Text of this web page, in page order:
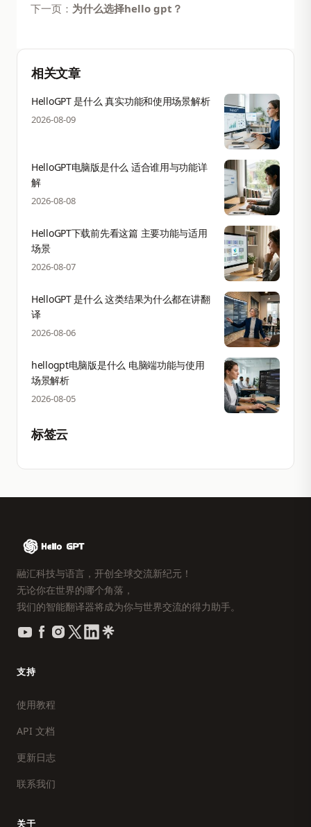
下一页： 为什么选择hello gpt？
相关文章
HelloGPT 是什么 真实功能和使用场景解析
2026-08-09
HelloGPT电脑版是什么 适合谁用与功能详
解
2026-08-08
HelloGPT下载前先看这篇 主要功能与适用
场景
2026-08-07
HelloGPT 是什么 这类结果为什么都在讲翻
译
2026-08-06
hellogpt电脑版是什么 电脑端功能与使用
场景解析
2026-08-05
标签云
融汇科技与语言，开创全球交流新纪元！
无论你在世界的哪个角落，
我们的智能翻译器将成为你与世界交流的得力助手。
支持
使用教程
API 文档
更新日志
联系我们
关于